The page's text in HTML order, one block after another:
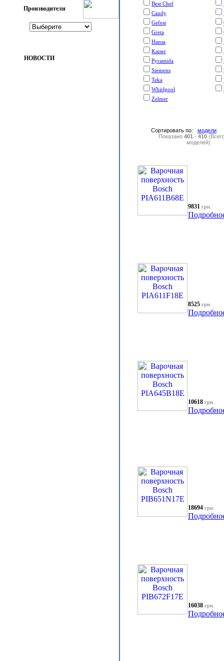
Производители
НОВОСТИ
Best Chef
Candy
Gefest
Greta
Hansa
Kaiser
Pyramida
Siemens
Teka
Whirlpool
Zelmer
Сортировать по: модели
Показано 401 - 410
моделей)
9831 грн.
8525 грн.
10618 грн.
18694 грн.
16038 грн.